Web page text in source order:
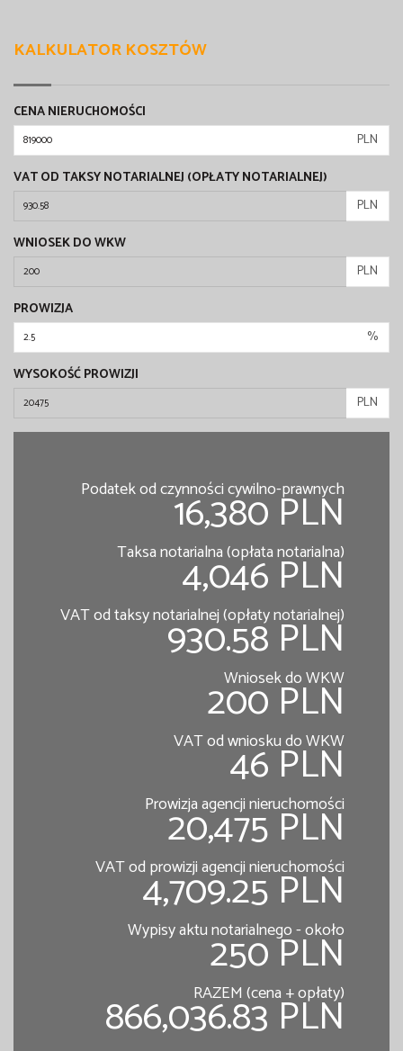
KALKULATOR KOSZTÓW
CENA NIERUCHOMOŚCI
PLN
VAT OD TAKSY NOTARIALNEJ (OPŁATY NOTARIALNEJ)
PLN
WNIOSEK DO WKW
PLN
PROWIZJA
%
WYSOKOŚĆ PROWIZJI
PLN
Podatek od czynności cywilno-prawnych
16,380 PLN
Taksa notarialna (opłata notarialna)
4,046 PLN
VAT od taksy notarialnej (opłaty notarialnej)
930.58 PLN
Wniosek do WKW
200 PLN
VAT od wniosku do WKW
46 PLN
Prowizja agencji nieruchomości
20,475 PLN
VAT od prowizji agencji nieruchomości
4,709.25 PLN
Wypisy aktu notarialnego - około
250 PLN
RAZEM (cena + opłaty)
866,036.83 PLN